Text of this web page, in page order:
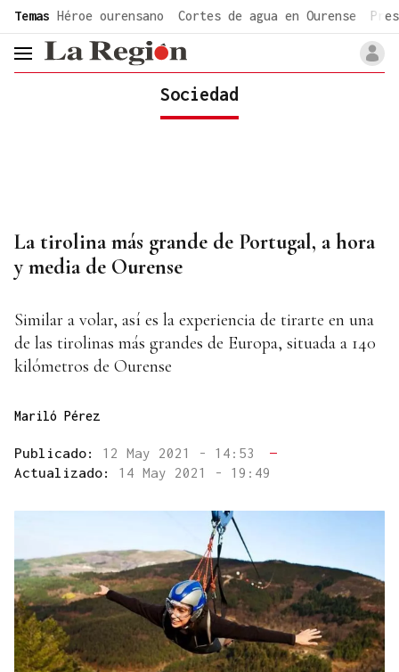
common.go-to-content
Temas Héroe ourensano Cortes de agua en Ourense
header.menu.open
Sociedad
La tirolina más grande de Portugal, a hora
y media de Ourense
Similar a volar, así es la experiencia de tirarte en una
de las tirolinas más grandes de Europa, situada a 140
kilómetros de Ourense
Mariló Pérez
Publicado: 12 May 2021 - 14:53
—
Actualizado: 14 May 2021 - 19:49